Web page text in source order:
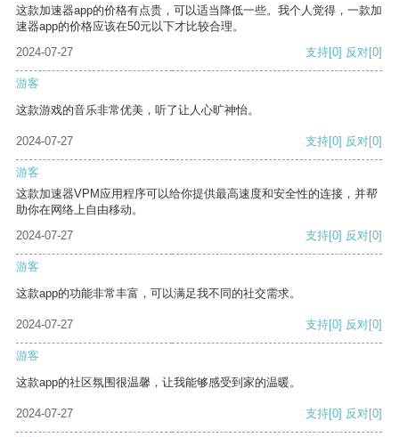
这款加速器app的价格有点贵，可以适当降低一些。我个人觉得，一款加
速器app的价格应该在50元以下才比较合理。
2024-07-27
支持[0] 反对[0]
游客
这款游戏的音乐非常优美，听了让人心旷神怡。
2024-07-27 支持[0] 反对[0]
游客
这款加速器VPM应用程序可以给你提供最高速度和安全性的连接，并帮
助你在网络上自由移动。
2024-07-27
支持[0] 反对[0]
游客
这款app的功能非常丰富，可以满足我不同的社交需求。
2024-07-27 支持[0] 反对[0]
游客
这款app的社区氛围很温馨，让我能够感受到家的温暖。
2024-07-27 支持[0] 反对[0]